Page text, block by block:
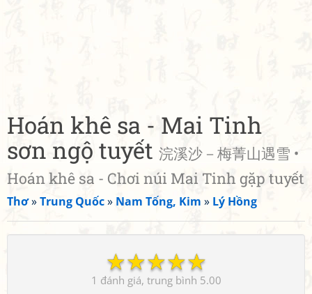
Hoán khê sa - Mai Tinh
sơn ngộ tuyết 浣溪沙－梅菁山遇雪 •
Hoán khê sa - Chơi núi Mai Tinh gặp tuyết
Thơ»Trung Quốc» Nam Tống, Kim » Lý Hồng
☆
☆
☆
☆
☆
1 5.00